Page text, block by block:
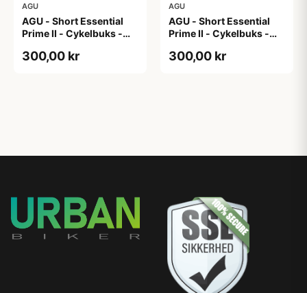
AGU
AGU - Short Essential
Prime II - Cykelbuks -
300,00 kr
AGU
AGU - Short Essential
Prime II - Cykelbuks -
300,00 kr